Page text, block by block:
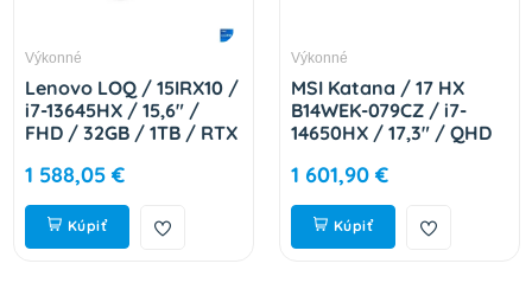
Výkonné
Lenovo LOQ / 15IRX10 /
i7-13645HX / 15,6" /
FHD / 32GB / 1TB / RTX
2R 83JE01C7CK
1 588,05 €
Kúpiť
Výkonné
MSI Katana / 17 HX
B14WEK-079CZ / i7-
14650HX / 17,3" / QHD
5050 / W11H / Black /
2R 9S7-17L791-079
1 601,90 €
Kúpiť